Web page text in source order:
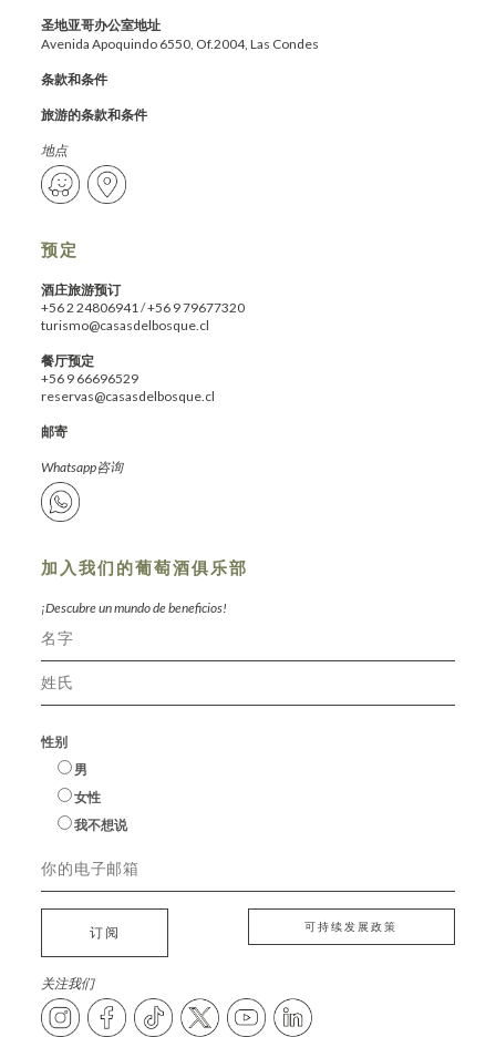
圣地亚哥办公室地址
Avenida Apoquindo 6550, Of.2004, Las Condes
条款和条件
旅游的条款和条件
地点
预定
酒庄旅游预订
+56 2 24806941/+56 9 79677320
turismo@casasdelbosque.cl
餐厅预定
+56 9 66696529
reservas@casasdelbosque.cl
邮寄
Whatsapp咨询
加入我们的葡萄酒俱乐部
¡Descubre un mundo de beneficios!
性别
男
女性
我不想说
订阅 可持续发展政策
关注我们